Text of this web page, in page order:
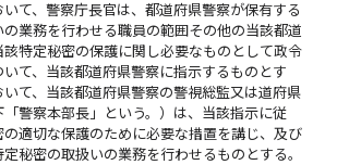
て、警察庁長官は、都道府県警察が保有する
業務を行わせる職員の範囲その他の当該都道
特定秘密の保護に関し必要なものとして政令
て、当該都道府県警察に指示するものとす
て、当該都道府県警察の警視総監又は道府県
警察本部長」という。）は、当該指示に従
の適切な保護のために必要な措置を講じ、及び
秘密の取扱いの業務を行わせるものとする。